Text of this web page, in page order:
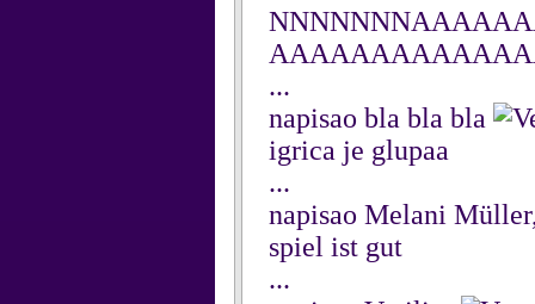
...
napisao bla bla bla
igrica je glupaa
...
napisao Melani
spiel ist gut
...